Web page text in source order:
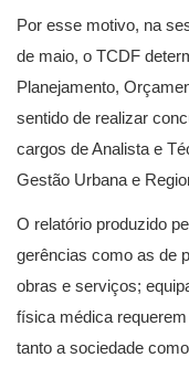
Por esse motivo, na
de maio, o TCDF
Planejamento,
sentido de realizar
cargos de Analista e
Gestão Urbana e
O relatório produzido
gerências como as de
obras e serviços;
física médica
tanto a sociedade